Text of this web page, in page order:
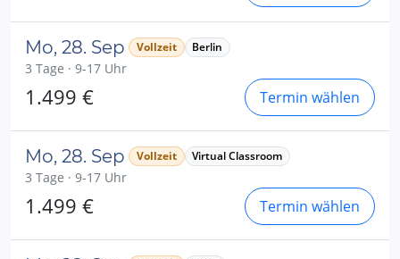
Mo, 28. Sep Vollzeit Berlin
3 Tage · 9-17 Uhr
1.499 € Termin wählen
Mo, 28. Sep Vollzeit Virtual Classroom
3 Tage · 9-17 Uhr
1.499 € Termin wählen